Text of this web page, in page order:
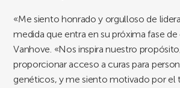
«Me siento honrado y orgulloso de
medida que entra en su próxima fase
Vanhove. «Nos inspira nuestro
proporcionar acceso a curas para
genéticos, y me siento motivado por el